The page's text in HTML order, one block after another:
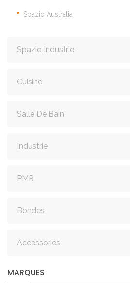
Spazio Australia
Spazio Industrie
Cuisine
Salle De Bain
Industrie
PMR
Bondes
Accessories
MARQUES